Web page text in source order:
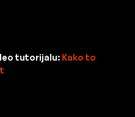
tutorijalu: Kako to